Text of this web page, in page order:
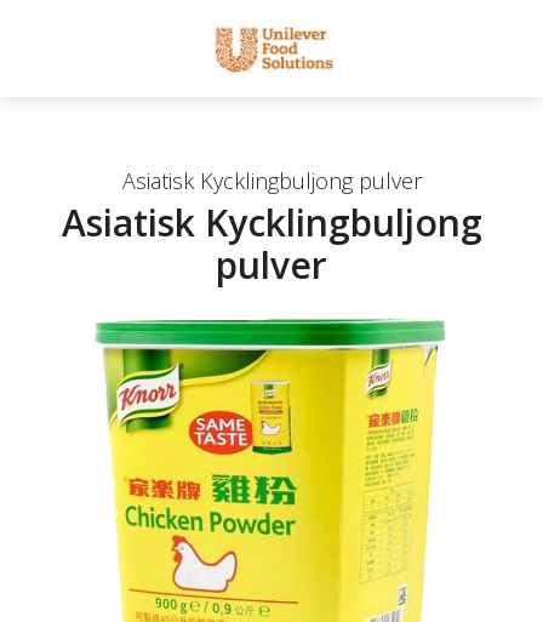
Asiatisk Kycklingbuljong pulver
Asiatisk Kycklingbuljong
pulver